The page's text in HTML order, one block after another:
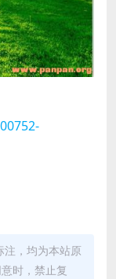
注，均为本站原
时，禁止复